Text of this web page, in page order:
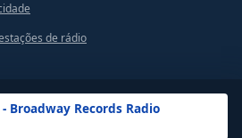
Broadway Records Radio
de rádio